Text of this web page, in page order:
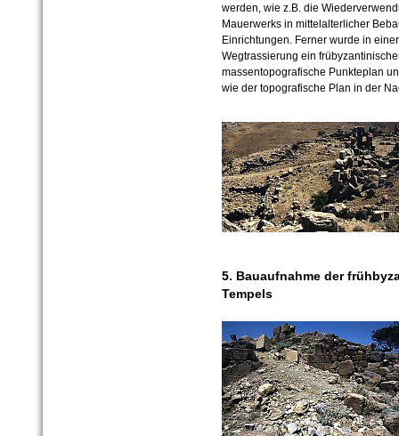
werden, wie z.B. die
Mauerwerks in mittelalterlicher
Einrichtungen. Ferner wurde in
Wegtrassierung ein
massentopografische Punkteplan
wie der topografische Plan in der
5. Bauaufnahme der
Tempels